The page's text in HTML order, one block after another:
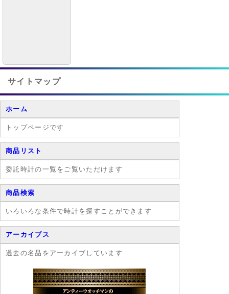
サイトマップ
ホーム
トップページです
商品リスト
委託時計の一覧をご覧いただけます
商品検索
いろいろな条件で時計を探すことができます
アーカイブス
過去の名品をアーカイブしています